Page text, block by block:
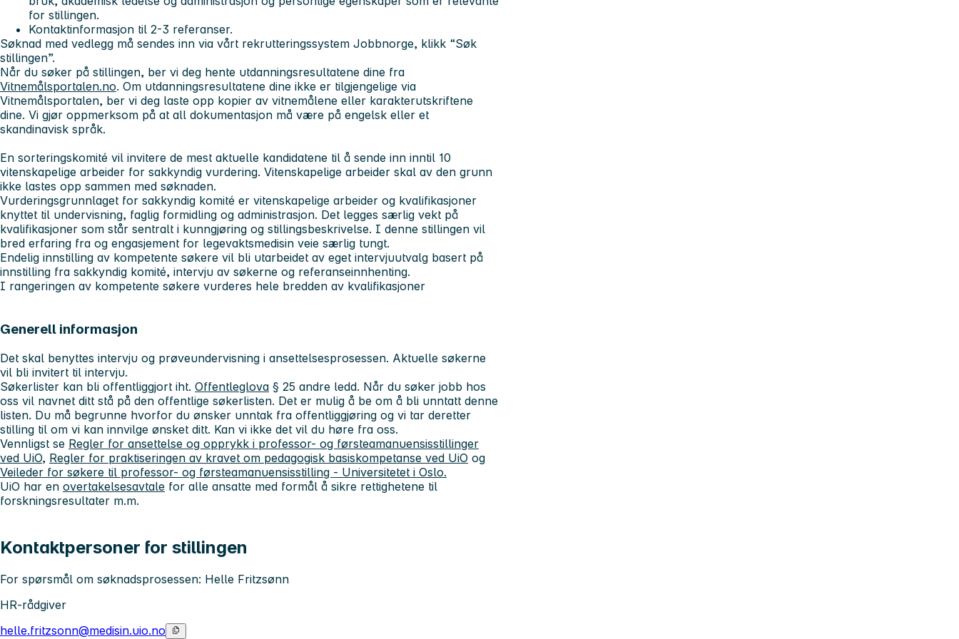
for stillingen.
Kontaktinformasjon til 2-3 referanser.
Søknad med vedlegg må sendes inn via vårt rekrutteringssystem Jobbnorge, klikk “Søk
stillingen”.
Når du søker på stillingen, ber vi deg hente utdanningsresultatene dine fra
Vitnemålsportalen.no. Om utdanningsresultatene dine ikke er tilgjengelige via
Vitnemålsportalen, ber vi deg laste opp kopier av vitnemålene eller karakterutskriftene
dine. Vi gjør oppmerksom på at all dokumentasjon må være på engelsk eller et
skandinavisk språk.
En sorteringskomité vil invitere de mest aktuelle kandidatene til å sende inn inntil 10
vitenskapelige arbeider for sakkyndig vurdering. Vitenskapelige arbeider skal av den grunn
ikke lastes opp sammen med søknaden.
Vurderingsgrunnlaget for sakkyndig komité er vitenskapelige arbeider og kvalifikasjoner
knyttet til undervisning, faglig formidling og administrasjon. Det legges særlig vekt på
kvalifikasjoner som står sentralt i kunngjøring og stillingsbeskrivelse. I denne stillingen vil
bred erfaring fra og engasjement for legevaktsmedisin veie særlig tungt.
Endelig innstilling av kompetente søkere vil bli utarbeidet av eget intervjuutvalg basert på
innstilling fra sakkyndig komité, intervju av søkerne og referanseinnhenting.
I rangeringen av kompetente søkere vurderes hele bredden av kvalifikasjoner
Generell informasjon
Det skal benyttes intervju og prøveundervisning i ansettelsesprosessen. Aktuelle søkerne
vil bli invitert til intervju.
Søkerlister kan bli offentliggjort iht. Offentleglova § 25 andre ledd. Når du søker jobb hos
oss vil navnet ditt stå på den offentlige søkerlisten. Det er mulig å be om å bli unntatt denne
listen. Du må begrunne hvorfor du ønsker unntak fra offentliggjøring og vi tar deretter
stilling til om vi kan innvilge ønsket ditt. Kan vi ikke det vil du høre fra oss.
Vennligst se Regler for ansettelse og opprykk i professor- og førsteamanuensisstillinger
ved UiO, Regler for praktiseringen av kravet om pedagogisk basiskompetanse ved UiO og
Veileder for søkere til professor- og førsteamanuensisstilling - Universitetet i Oslo.
UiO har en overtakelsesavtale for alle ansatte med formål å sikre rettighetene til
forskningsresultater m.m.
Kontaktpersoner for stillingen
For spørsmål om søknadsprosessen: Helle Fritzsønn
HR-rådgiver
helle.fritzsonn@medisin.uio.no